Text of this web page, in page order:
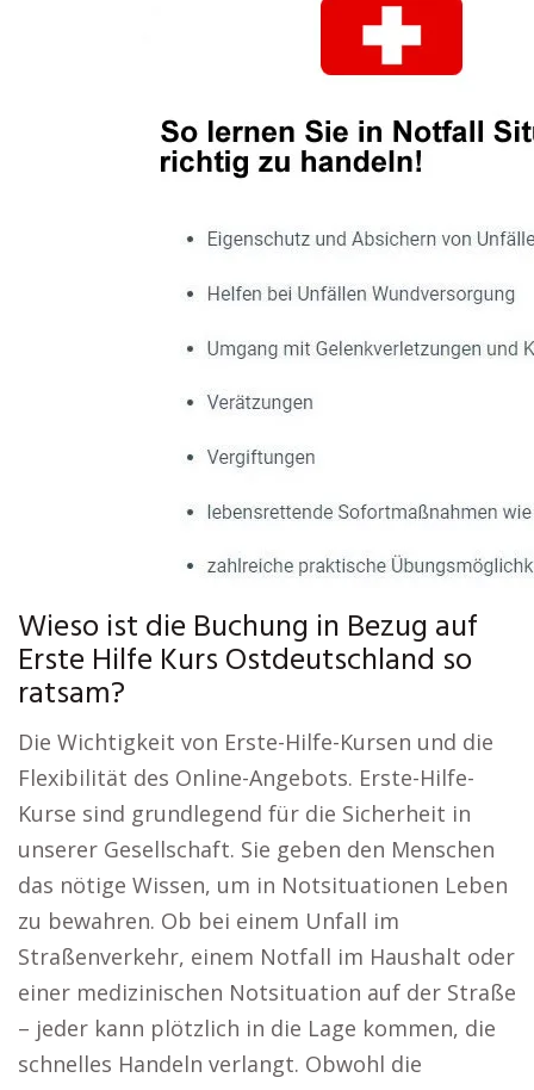
Wieso ist die Buchung in Bezug auf
Erste Hilfe Kurs Ostdeutschland so
ratsam?
Die Wichtigkeit von Erste-Hilfe-Kursen und die
Flexibilität des Online-Angebots. Erste-Hilfe-
Kurse sind grundlegend für die Sicherheit in
unserer Gesellschaft. Sie geben den Menschen
das nötige Wissen, um in Notsituationen Leben
zu bewahren. Ob bei einem Unfall im
Straßenverkehr, einem Notfall im Haushalt oder
einer medizinischen Notsituation auf der Straße
– jeder kann plötzlich in die Lage kommen, die
schnelles Handeln verlangt. Obwohl die